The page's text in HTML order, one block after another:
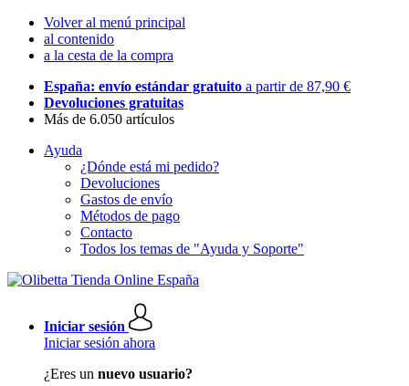
Volver al menú principal
al contenido
a la cesta de la compra
España: envío estándar gratuito a partir de 87,90 €
Devoluciones gratuitas
Más de 6.050 artículos
Ayuda
¿Dónde está mi pedido?
Devoluciones
Gastos de envío
Métodos de pago
Contacto
Todos los temas de "Ayuda y Soporte"
Iniciar sesión
Iniciar sesión ahora
¿Eres un nuevo usuario?